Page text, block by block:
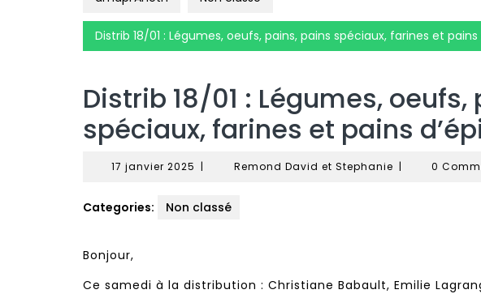
Distrib 18/01 : Légumes, oeufs, pains, pains spéciaux, farines et pains
Distrib 18/01 : Légumes,
spéciaux, farines et pains
17 janvier 2025 17| Remond David et StephanieRemond
| 0
Categories: Non classé
Bonjour,
Ce samedi à la distribution : Christiane Babault, Emilie